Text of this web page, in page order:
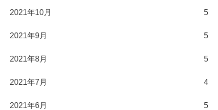
2021年10月 5
2021年9月 5
2021年8月 5
2021年7月 4
2021年6月 5